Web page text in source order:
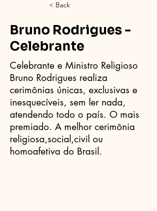
< Back
Bruno Rodrigues -
Celebrante
Celebrante e Ministro Religioso
Bruno Rodrigues realiza
cerimônias únicas, exclusivas e
inesquecíveis, sem ler nada,
atendendo todo o país. O mais
premiado. A melhor cerimônia
religiosa,social,civil ou
homoafetiva do Brasil.